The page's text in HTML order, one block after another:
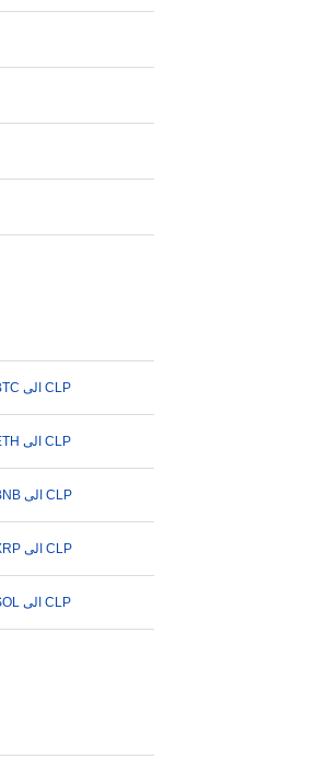
BTC الى CLP
ETH الى CLP
BNB الى CLP
XRP الى CLP
SOL الى CLP